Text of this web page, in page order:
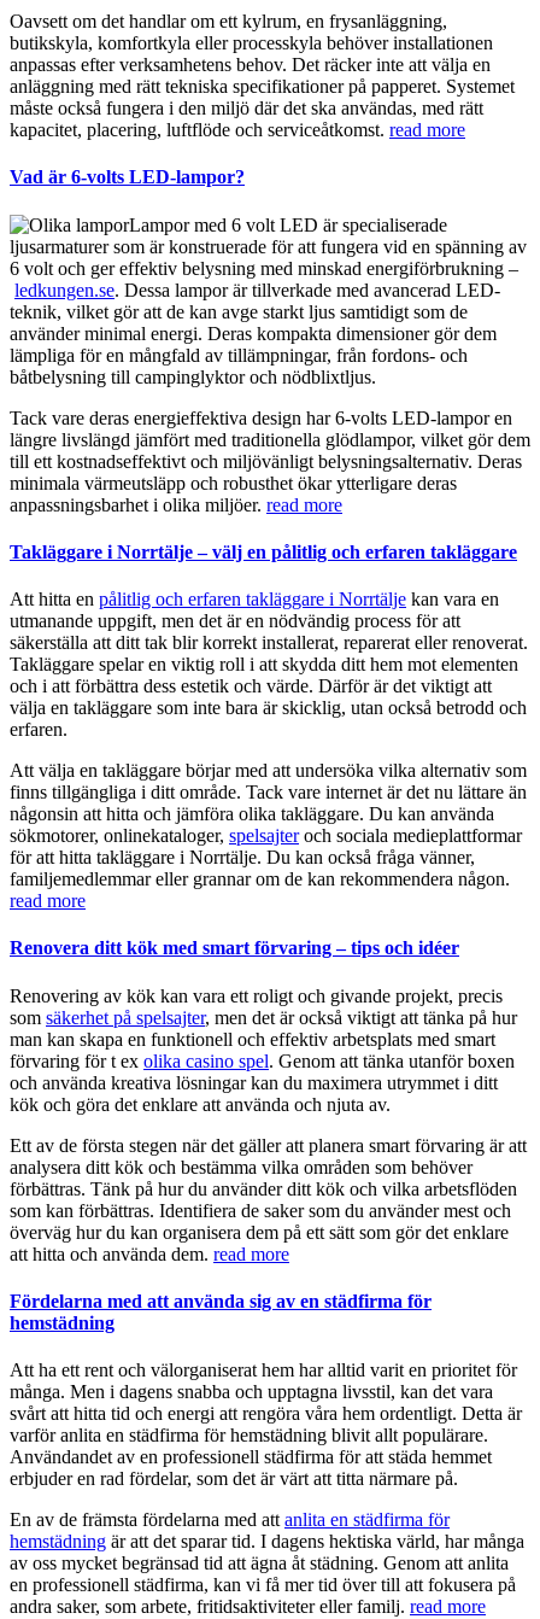
Oavsett om det handlar om ett kylrum, en frysanläggning,
butikskyla, komfortkyla eller processkyla behöver installationen
anpassas efter verksamhetens behov. Det räcker inte att välja en
anläggning med rätt tekniska specifikationer på papperet. Systemet
måste också fungera i den miljö där det ska användas, med rätt
kapacitet, placering, luftflöde och serviceåtkomst. read more
Vad är 6-volts LED-lampor?
Lampor med 6 volt LED är specialiserade
ljusarmaturer som är konstruerade för att fungera vid en spänning av
6 volt och ger effektiv belysning med minskad energiförbrukning –
ledkungen.se. Dessa lampor är tillverkade med avancerad LED-
teknik, vilket gör att de kan avge starkt ljus samtidigt som de
använder minimal energi. Deras kompakta dimensioner gör dem
lämpliga för en mångfald av tillämpningar, från fordons- och
båtbelysning till campinglyktor och nödblixtljus.
Tack vare deras energieffektiva design har 6-volts LED-lampor en
längre livslängd jämfört med traditionella glödlampor, vilket gör dem
till ett kostnadseffektivt och miljövänligt belysningsalternativ. Deras
minimala värmeutsläpp och robusthet ökar ytterligare deras
anpassningsbarhet i olika miljöer. read more
Takläggare i Norrtälje – välj en pålitlig och erfaren takläggare
Att hitta en pålitlig och erfaren takläggare i Norrtälje kan vara en
utmanande uppgift, men det är en nödvändig process för att
säkerställa att ditt tak blir korrekt installerat, reparerat eller renoverat.
Takläggare spelar en viktig roll i att skydda ditt hem mot elementen
och i att förbättra dess estetik och värde. Därför är det viktigt att
välja en takläggare som inte bara är skicklig, utan också betrodd och
erfaren.
Att välja en takläggare börjar med att undersöka vilka alternativ som
finns tillgängliga i ditt område. Tack vare internet är det nu lättare än
någonsin att hitta och jämföra olika takläggare. Du kan använda
sökmotorer, onlinekataloger, spelsajteroch sociala medieplattformar
för att hitta takläggare i Norrtälje. Du kan också fråga vänner,
familjemedlemmar eller grannar om de kan rekommendera någon.
read more
Renovera ditt kök med smart förvaring – tips och idéer
Renovering av kök kan vara ett roligt och givande projekt, precis
som säkerhet på spelsajter, men det är också viktigt att tänka på hur
man kan skapa en funktionell och effektiv arbetsplats med smart
förvaring för t ex olika casino spel. Genom att tänka utanför boxen
och använda kreativa lösningar kan du maximera utrymmet i ditt
kök och göra det enklare att använda och njuta av.
Ett av de första stegen när det gäller att planera smart förvaring är att
analysera ditt kök och bestämma vilka områden som behöver
förbättras. Tänk på hur du använder ditt kök och vilka arbetsflöden
som kan förbättras. Identifiera de saker som du använder mest och
överväg hur du kan organisera dem på ett sätt som gör det enklare
att hitta och använda dem. read more
Fördelarna med att använda sig av en städfirma för
hemstädning
Att ha ett rent och välorganiserat hem har alltid varit en prioritet för
många. Men i dagens snabba och upptagna livsstil, kan det vara
svårt att hitta tid och energi att rengöra våra hem ordentligt. Detta är
varför anlita en städfirma för hemstädning blivit allt populärare.
Användandet av en professionell städfirma för att städa hemmet
erbjuder en rad fördelar, som det är värt att titta närmare på.
En av de främsta fördelarna med att anlita en städfirma för
hemstädning är att det sparar tid. I dagens hektiska värld, har många
av oss mycket begränsad tid att ägna åt städning. Genom att anlita
en professionell städfirma, kan vi få mer tid över till att fokusera på
andra saker, som arbete, fritidsaktiviteter eller familj. read more